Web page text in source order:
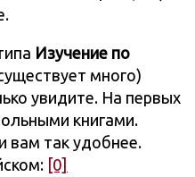
Изучение по
много)
увидите. На первых
книгами.
вам так удобнее.
[0]